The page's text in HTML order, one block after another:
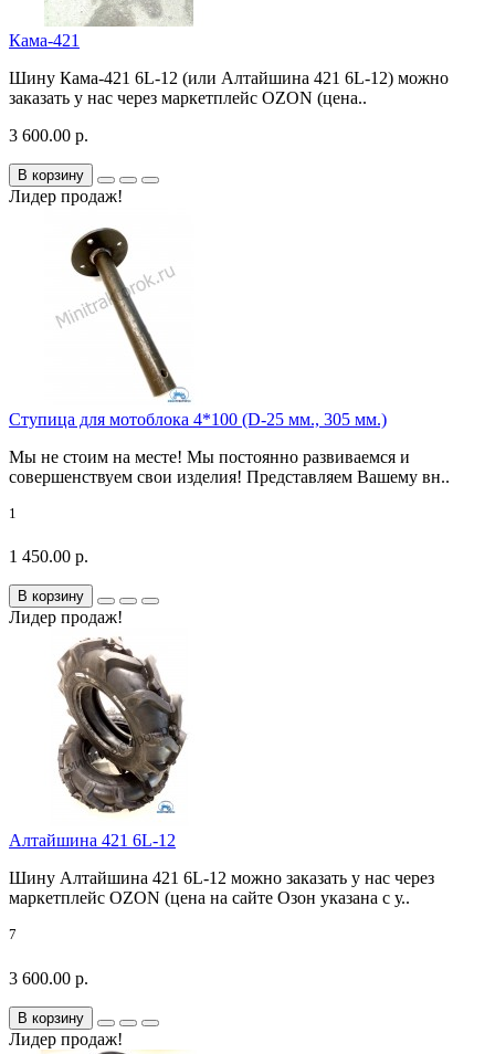
Кама-421
Шину Кама-421 6L-12 (или Алтайшина 421 6L-12) можно
заказать у нас через маркетплейс OZON (цена..
3 600.00 р.
В корзину
Лидер продаж!
Ступица для мотоблока 4*100 (D-25 мм., 305 мм.)
Мы не стоим на месте! Мы постоянно развиваемся и
совершенствуем свои изделия! Представляем Вашему вн..
1
1 450.00 р.
В корзину
Лидер продаж!
Алтайшина 421 6L-12
Шину Алтайшина 421 6L-12 можно заказать у нас через
маркетплейс OZON (цена на сайте Озон указана с у..
7
3 600.00 р.
В корзину
Лидер продаж!